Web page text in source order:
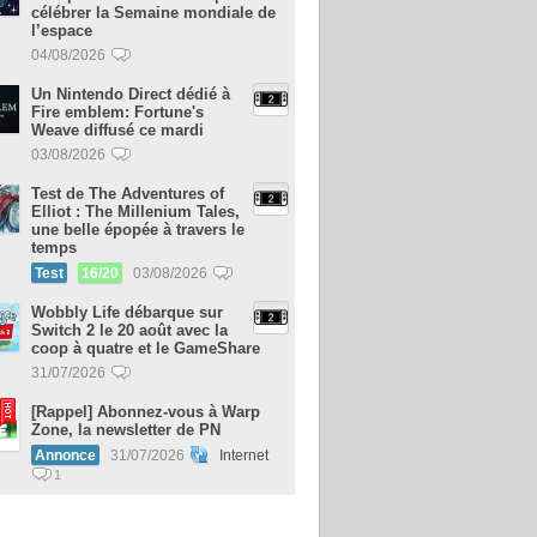
célébrer la Semaine mondiale de
l’espace
04/08/2026
Un Nintendo Direct dédié à
Fire emblem: Fortune's
Weave diffusé ce mardi
03/08/2026
Test de The Adventures of
Elliot : The Millenium Tales,
une belle épopée à travers le
temps
Test 16/20 03/08/2026
Wobbly Life débarque sur
Switch 2 le 20 août avec la
coop à quatre et le GameShare
31/07/2026
[Rappel] Abonnez-vous à Warp
Zone, la newsletter de PN
Annonce 31/07/2026 Internet
1